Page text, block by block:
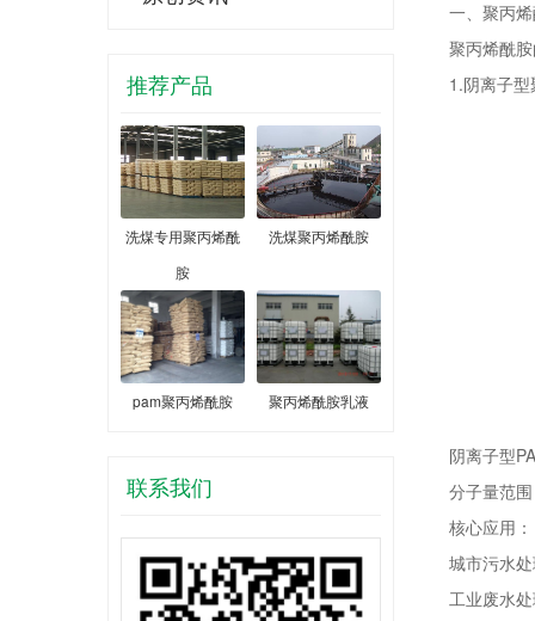
推荐产品
洗煤专用聚丙烯酰
胺
洗煤聚丙烯酰胺
pam聚丙烯酰胺 聚丙烯酰胺乳液
联系我们
一、聚丙烯
聚丙烯酰
1.阴离子型
阴离子型
分子量范围
核心应用：
城市污水处
工业废水处